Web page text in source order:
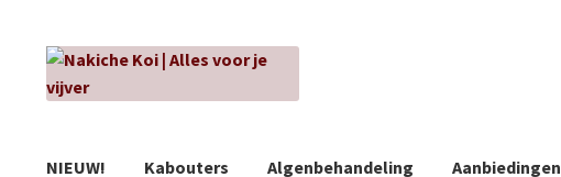
Ga
door
Ga
naar
NIEUW! Kabouters Algenbehandeling Aanbiedingen